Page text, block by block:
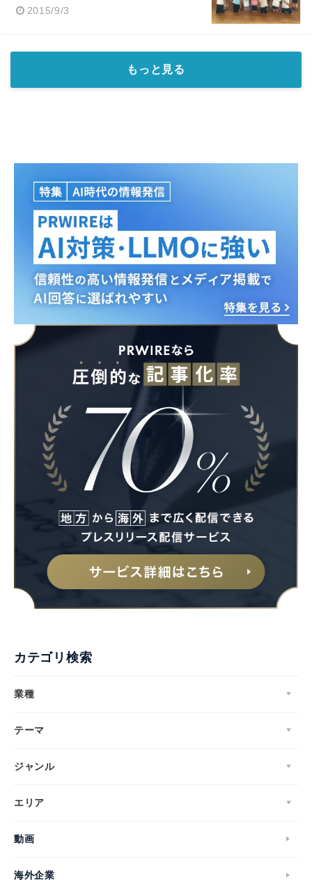
2015/9/3
もっと見る
カテゴリ検索
業種
テーマ
ジャンル
エリア
動画
海外企業